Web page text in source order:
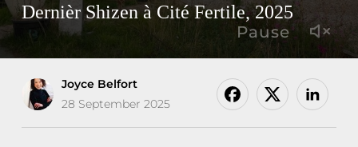
Dernièr Shizen à Cité Fertile, 2025
Pause
Joyce Belfort
28 September 2025